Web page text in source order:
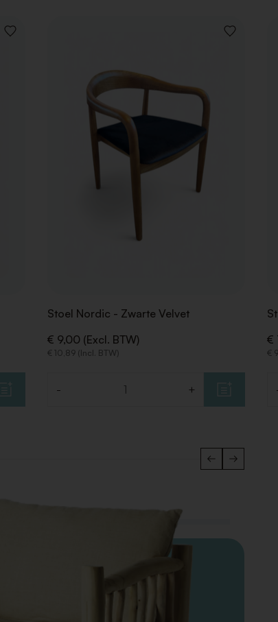
VOEG
VOEG
Stoel Nordic - Zwarte Velvet
€ 9,00 (Excl. BTW)
€ 10,89 (Incl. BTW)
- +
€
€